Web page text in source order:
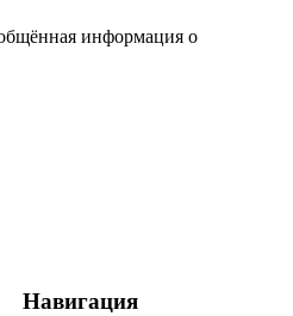
информация о
Навигация